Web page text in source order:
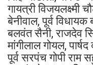
गायत्री विजयलक्ष्मी
बेनीवाल, पूर्व विधायक
बलवंत सैनी, राजदेव
मांगीलाल गोयल,
पूर्व सरपंच गोपी